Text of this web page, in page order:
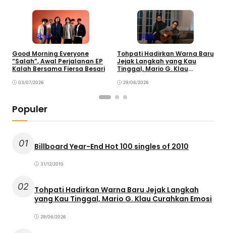
Single
Good Morning Everyone
“Salah”, Awal Perjalanan EP
Kalah Bersama Fiersa Besari
03/07/2026
Single
Tohpati Hadirkan Warna Baru
Jejak Langkah yang Kau
Tinggal, Mario G. Klau
29/06/2026
Populer
01 Billboard Year-End Hot 100 singles of 2010
31/12/2010
02 Tohpati Hadirkan Warna Baru Jejak Langkah
yang Kau Tinggal, Mario G. Klau Curahkan Emosi
29/06/2026